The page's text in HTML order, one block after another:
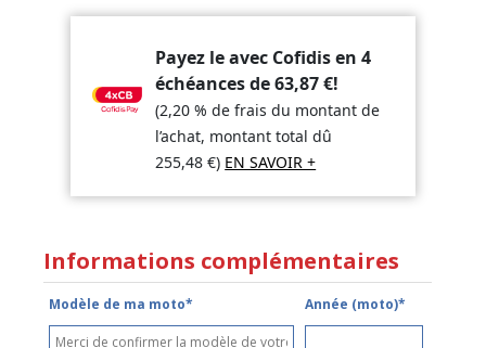
Payez le avec Cofidis en 4
échéances de63,87€!
(2,20 % de frais du montant de
l’achat, montant total dû
255,48€) EN SAVOIR +
Informations complémentaires
Modèle de ma moto* Année (moto)*